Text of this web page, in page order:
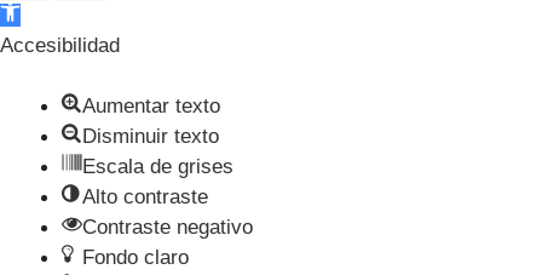
Abrir barra de herramientas
Accesibilidad
Aumentar texto
Disminuir texto
Escala de grises
Alto contraste
Contraste negativo
Fondo claro